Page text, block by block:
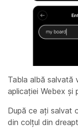
Tabla albă salvată
aplicației Webex și
După ce ați salvat
din colțul din